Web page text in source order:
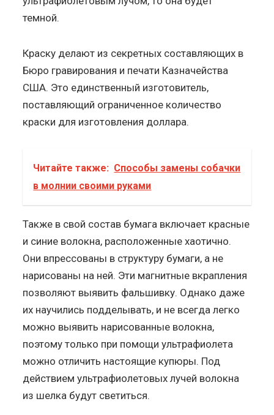
темной.
Краску делают из секретных составляющих в
Бюро гравирования и печати Казначейства
США. Это единственный изготовитель,
поставляющий ограниченное количество
краски для изготовления доллара.
Читайте также: Способы замены собачки
в молнии своими руками
Также в свой состав бумага включает красные
и синие волокна, расположенные хаотично.
Они впрессованы в структуру бумаги, а не
нарисованы на ней. Эти магнитные вкрапления
позволяют выявить фальшивку. Однако даже
их научились подделывать, и не всегда легко
можно выявить нарисованные волокна,
поэтому только при помощи ультрафиолета
можно отличить настоящие купюры. Под
действием ультрафиолетовых лучей волокна
из шелка будут светиться.